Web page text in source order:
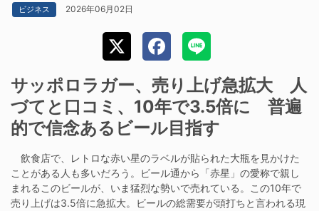
ビジネス 2026年06月02日
サッポロラガー、売り上げ急拡大 人
づてと口コミ、10年で3.5倍に 普遍
的で信念あるビール目指す
飲食店で、レトロな赤い星のラベルが貼られた大瓶を見かけた
ことがある人も多いだろう。ビール通から「赤星」の愛称で親し
まれるこのビールが、いま猛烈な勢いで売れている。この10年で
売り上げは3.5倍に急拡大。ビールの総需要が頭打ちと言われる現